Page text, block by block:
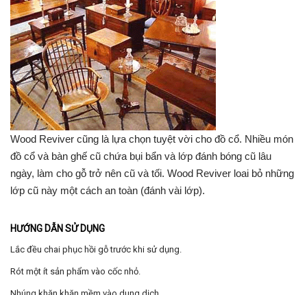
Wood Reviver cũng là lựa chọn tuyệt vời cho đồ cổ. Nhiều món
đồ cổ và bàn ghế cũ chứa bụi bẩn và lớp đánh bóng cũ lâu
ngày, làm cho gỗ trở nên cũ và tối. Wood Reviver loai bỏ những
lớp cũ này một cách an toàn (đánh vài lớp).
HƯỚNG DẪN SỬ DỤNG
Lắc đều chai phục hồi gỗ trước khi sử dụng.
Rót một ít sản phẩm vào cốc nhỏ.